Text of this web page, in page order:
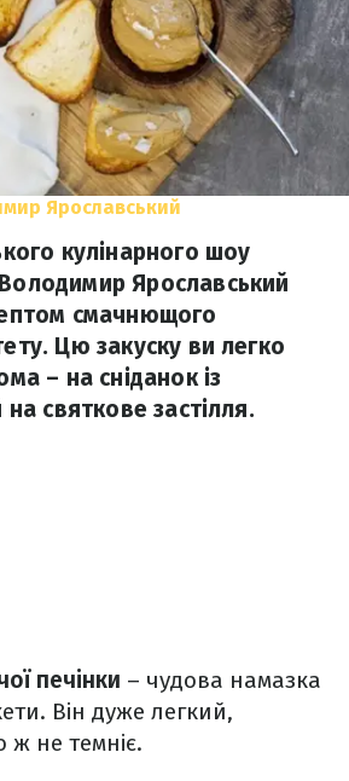
Ярославський
кулінарного шоу
Ярославський
смачнющого
Цю закуску ви легко
– на сніданок із
святкове застілля.
печінки – чудова намазка
Він дуже легкий,
ж не темніє.